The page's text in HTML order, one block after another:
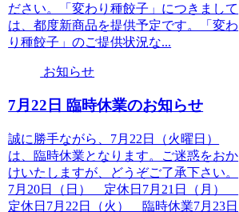
ださい。「変わり種餃子」につきまして
は、都度新商品を提供予定です。「変わ
り種餃子」のご提供状況な...
お知らせ
7月22日 臨時休業のお知らせ
誠に勝手ながら、7月22日（火曜日）
は、臨時休業となります。ご迷惑をおか
けいたしますが、どうぞご了承下さい。
7月20日（日） 定休日7月21日（月）
定休日7月22日（火） 臨時休業7月23日